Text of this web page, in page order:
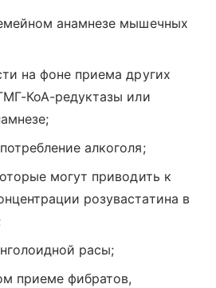
анамнезе мышечных
на фоне приема других
КоА-редуктазы или
алкоголя;
могут приводить к
розувастатина в
расы;
приеме фибратов,